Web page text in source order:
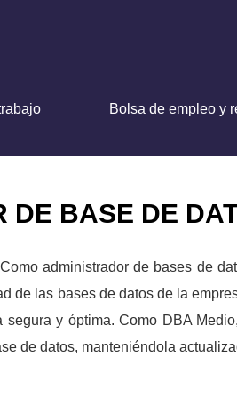
Bolsa de empleo y
DE BASE DE
Como administrador de bases de
de las bases de datos de la
segura y óptima. Como DBA
de datos, manteniéndola